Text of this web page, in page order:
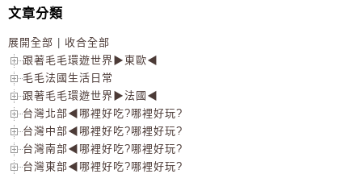
文章分類
展開全部
收合全部
跟著毛毛環遊世界▶東歐◀
毛毛法國生活日常
跟著毛毛環遊世界▶法國◀
台灣北部◀哪裡好吃?哪裡好玩?
台灣中部◀哪裡好吃?哪裡好玩?
台灣南部◀哪裡好吃?哪裡好玩?
台灣東部◀哪裡好吃?哪裡好玩?